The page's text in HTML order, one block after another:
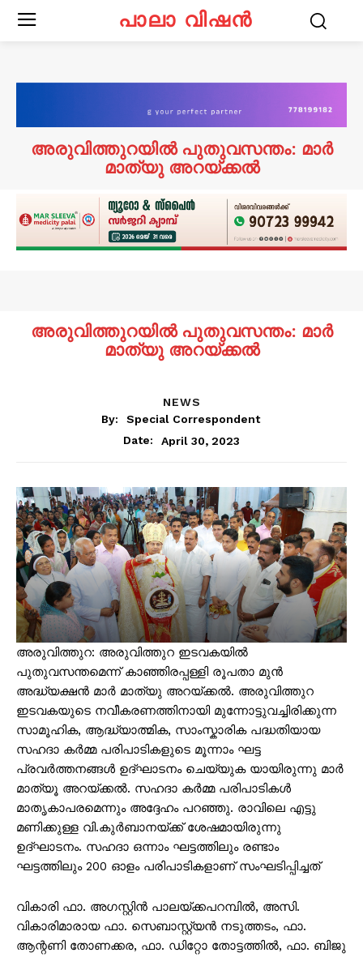
പാലാ വിഷൻ
അരുവിത്തുറയിൽ പുതുവസന്തം: മാർ
മാത്യു അറയ്ക്കൽ
അരുവിത്തുറയിൽ പുതുവസന്തം: മാർ
മാത്യു അറയ്ക്കൽ
NEWS
By:
Special Correspondent
Date:
April 30, 2023
അരുവിത്തുറ: അരുവിത്തുറ ഇടവകയിൽ
പുതുവസന്തമെന്ന് കാഞ്ഞിരപ്പള്ളി രൂപതാ മുൻ
അദ്ധ്യക്ഷൻ മാർ മാത്യു അറയ്ക്കൽ. അരുവിത്തുറ
ഇടവകയുടെ നവീകരണത്തിനായി മുന്നോട്ടുവച്ചിരിക്കുന്ന
സാമൂഹിക, ആദ്ധ്യാത്മിക, സാംസ്കാരിക പദ്ധതിയായ
സഹദാ കർമ്മ പരിപാടികളുടെ മൂന്നാം ഘട്ട
പ്രവർത്തനങ്ങൾ ഉദ്ഘാടനം ചെയ്യുക യായിരുന്നു മാർ
മാത്യൂ അറയ്ക്കൽ. സഹദാ കർമ്മ പരിപാടികൾ
മാതൃകാപരമെന്നും അദ്ദേഹം പറഞ്ഞു. രാവിലെ എട്ടു
മണിക്കുള്ള വി.കുർബാനയ്ക്ക് ശേഷമായിരുന്നു
ഉദ്ഘാടനം. സഹദാ ഒന്നാം ഘട്ടത്തിലും രണ്ടാം
ഘട്ടത്തിലും 200 ഓളം പരിപാടികളാണ് സംഘടിപ്പിച്ചത്
വികാരി ഫാ. അഗസ്റ്റിൻ പാലയ്ക്കപറമ്പിൽ, അസി.
വികാരിമാരായ ഫാ. സെബാസ്റ്റ്യൻ നടുത്തടം, ഫാ.
ആന്റണി തോണക്കര, ഫാ. ഡിറ്റോ തോട്ടത്തിൽ, ഫാ. ബിജു